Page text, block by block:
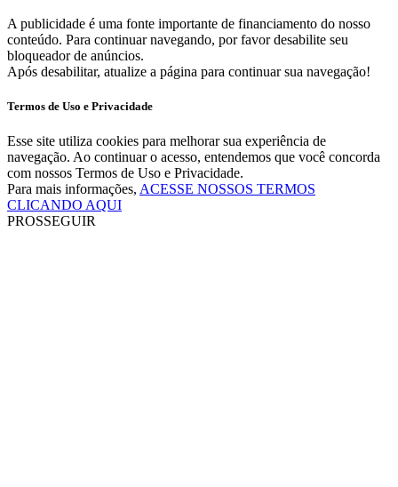
A publicidade é uma fonte importante de financiamento do nosso
conteúdo. Para continuar navegando, por favor desabilite seu
bloqueador de anúncios.
Após desabilitar, atualize a página para continuar sua navegação!
Termos de Uso e Privacidade
Esse site utiliza cookies para melhorar sua experiência de
navegação. Ao continuar o acesso, entendemos que você concorda
com nossos Termos de Uso e Privacidade.
Para mais informações, ACESSE NOSSOS TERMOS
CLICANDO AQUI
PROSSEGUIR